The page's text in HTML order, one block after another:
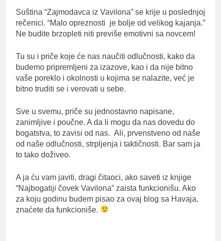
Suština “Zajmodavca iz Vavilona” se krije u poslednjoj
rečenici. “Malo opreznosti je bolje od velikog kajanja.”
Ne budite brzopleti niti previše emotivni sa novcem!
Tu su i priče koje će nas naučiti odlučnosti, kako da
budemo pripremljeni za izazove, kao i da nije bitno
vaše poreklo i okolnosti u kojima se nalazite, već je
bitno truditi se i verovati u sebe.
Sve u svemu, priče su jednostavno napisane,
zanimljive i poučne. A da li mogu da nas dovedu do
bogatstva, to zavisi od nas. Ali, prvenstveno od naše
od naše odlučnosti, strpljenja i taktičnosti. Bar sam ja
to tako doživeo.
A ja ću vam javiti, dragi čitaoci, ako saveti iz knjige
“Najbogatiji čovek Vavilona” zaista funkcionišu. Ako
za koju godinu budem pisao za ovaj blog sa Havaja,
znaćete da funkcioniše.